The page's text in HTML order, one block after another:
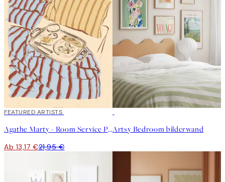
40%*
FEATURED ARTISTS
Agathe Marty - Room Service Poster
Ab 13,17 €21,95 €
Artsy Bedroom bilderwand